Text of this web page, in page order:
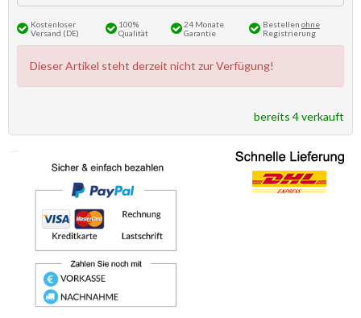
Kostenloser
Versand (DE)
100%
Qualität
24 Monate
Garantie
Bestellen ohne
Registrierung
Dieser Artikel steht derzeit nicht zur Verfügung!
bereits 4 verkauft